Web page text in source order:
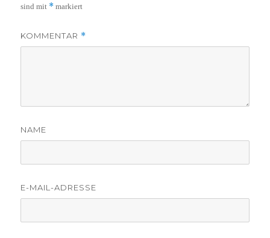
sind mit * markiert
KOMMENTAR *
NAME
E-MAIL-ADRESSE